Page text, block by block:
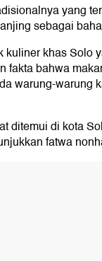
yang
sebagai
khas Solo
fakta bahwa
warung-warung
ditemui di kota
fatwa